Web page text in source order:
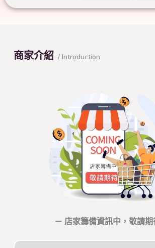
商家介紹 / Introduction
－ 店家籌備資訊中，敬請期